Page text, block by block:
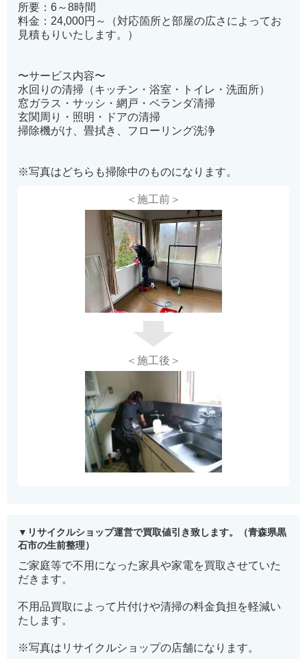
所要：6～8時間
料金：24,000円～（対応箇所と部屋の広さによってお
見積もりいたします。）
〜サービス内容〜
水回りの清掃（​キッチン・浴室・トイレ・洗面所）
窓ガラス・サッシ・網戸・ベランダ清掃
玄関周り・照明・ドアの清掃
掃除機がけ、畳拭き、フローリング洗浄
※写真はどちらも掃除中のものになります。
＜施工前＞
＜施工後＞
リサイクルショップ運営で買取値引き致します。（青森県黒
石市の生前整理）
ご家庭等で不用になった家具や家電を買取させていた
だきます。
不用品買取によって片付けや清掃の料金負担を軽減い
たします。
※写真はリサイクルショップの店舗になります。